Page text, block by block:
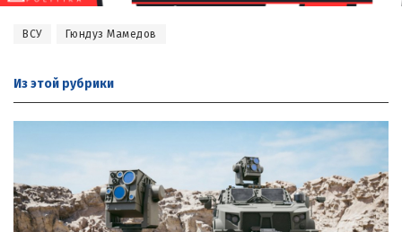
ВСУ Гюндуз Мамедов
Из этой рубрики